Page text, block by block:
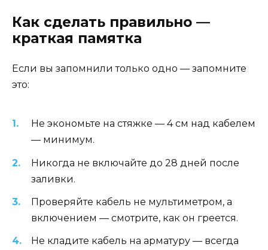
Как сделать правильно —
краткая памятка
Если вы запомнили только одно — запомните
это:
Не экономьте на стяжке — 4 см над кабелем
— минимум.
Никогда не включайте до 28 дней после
заливки.
Проверяйте кабель не мультиметром, а
включением — смотрите, как он греется.
Не кладите кабель на арматуру — всегда